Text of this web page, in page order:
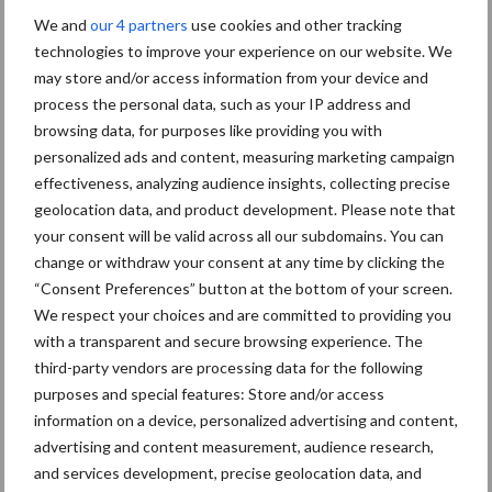
We and our 4 partners use cookies and other tracking
technologies to improve your experience on our website. We
may store and/or access information from your device and
process the personal data, such as your IP address and
browsing data, for purposes like providing you with
personalized ads and content, measuring marketing campaign
effectiveness, analyzing audience insights, collecting precise
geolocation data, and product development. Please note that
your consent will be valid across all our subdomains. You can
change or withdraw your consent at any time by clicking the
“Consent Preferences” button at the bottom of your screen.
We respect your choices and are committed to providing you
with a transparent and secure browsing experience. The
third-party vendors are processing data for the following
purposes and special features: Store and/or access
information on a device, personalized advertising and content,
advertising and content measurement, audience research,
and services development, precise geolocation data, and
bemesting Diergezondheid
Toon meer
Gerelateerde artikelen wetgeving
VLM start met behandeling
bezwaarschriften NER en
roept op om ontbrekende
bewijsstukken binnen 15
dagen te bezorgen